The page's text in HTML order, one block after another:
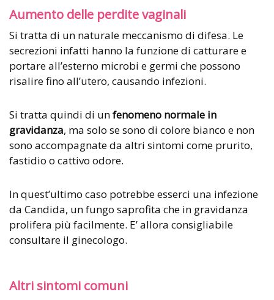
Aumento delle perdite vaginali
Si tratta di un naturale meccanismo di difesa. Le
secrezioni infatti hanno la funzione di catturare e
portare all’esterno microbi e germi che possono
risalire fino all’utero, causando infezioni.
Si tratta quindi di unfenomeno normale in
gravidanza, ma solo se sono di colore bianco e non
sono accompagnate da altri sintomi come prurito,
fastidio o cattivo odore.
In quest’ultimo caso potrebbe esserci una infezione
da Candida, un fungo saprofita che in gravidanza
prolifera più facilmente. E’ allora consigliabile
consultare il ginecologo.
Altri sintomi comuni